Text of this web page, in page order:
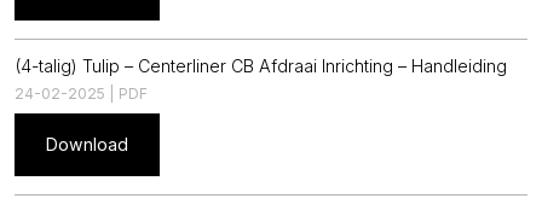
(4-talig) Tulip – Centerliner CB Afdraai Inrichting – Handleiding
24-02-2025 | PDF
Download